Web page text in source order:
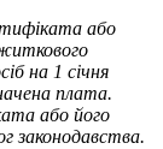
або
на 1 січня
плата.
або його
законодавства.